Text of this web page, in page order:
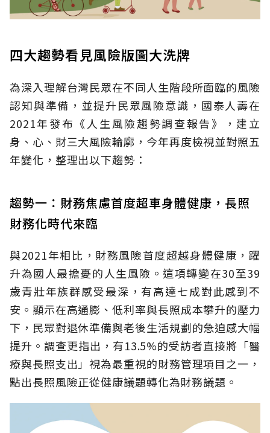
四大趨勢看見風險版圖大洗牌
為深入理解台灣民眾在不同人生階段所面臨的風險
認知與準備，並提升民眾風險意識，國泰人壽在
2021年發布《人生風險趨勢調查報告》，建立
身、心、財三大風險輪廓，今年再度檢視並對照五
年變化，整理出以下趨勢：
趨勢一：財務焦慮首度超車身體健康，長照
財務化時代來臨
與2021年相比，財務風險首度超越身體健康，躍
升為國人最擔憂的人生風險。這項轉變在30至39
歲青壯年族群感受最深，有高達七成對此感到不
安。顯示在高通膨、低利率與長照成本攀升的壓力
下，民眾對退休準備與老後生活規劃的急迫感大幅
提升。調查更指出，有13.5%的受訪者直接將「醫
療與長照支出」視為最重視的財務管理項目之一，
點出長照風險正從健康議題轉化為財務議題。